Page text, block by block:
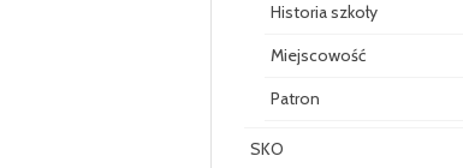
Historia szkoły
Miejscowość
Patron
SKO